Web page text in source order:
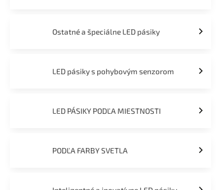
Ostatné a špeciálne LED pásiky
LED pásiky s pohybovým senzorom
LED PÁSIKY PODĽA MIESTNOSTI
PODĽA FARBY SVETLA